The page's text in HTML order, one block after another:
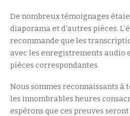
De nombreux témoignages
diaporama et d’autres pièces.
recommande que les
avec les enregistrements audio
pièces correspondantes.
Nous sommes reconnaissants à
les innombrables heures
espérons que ces preuves